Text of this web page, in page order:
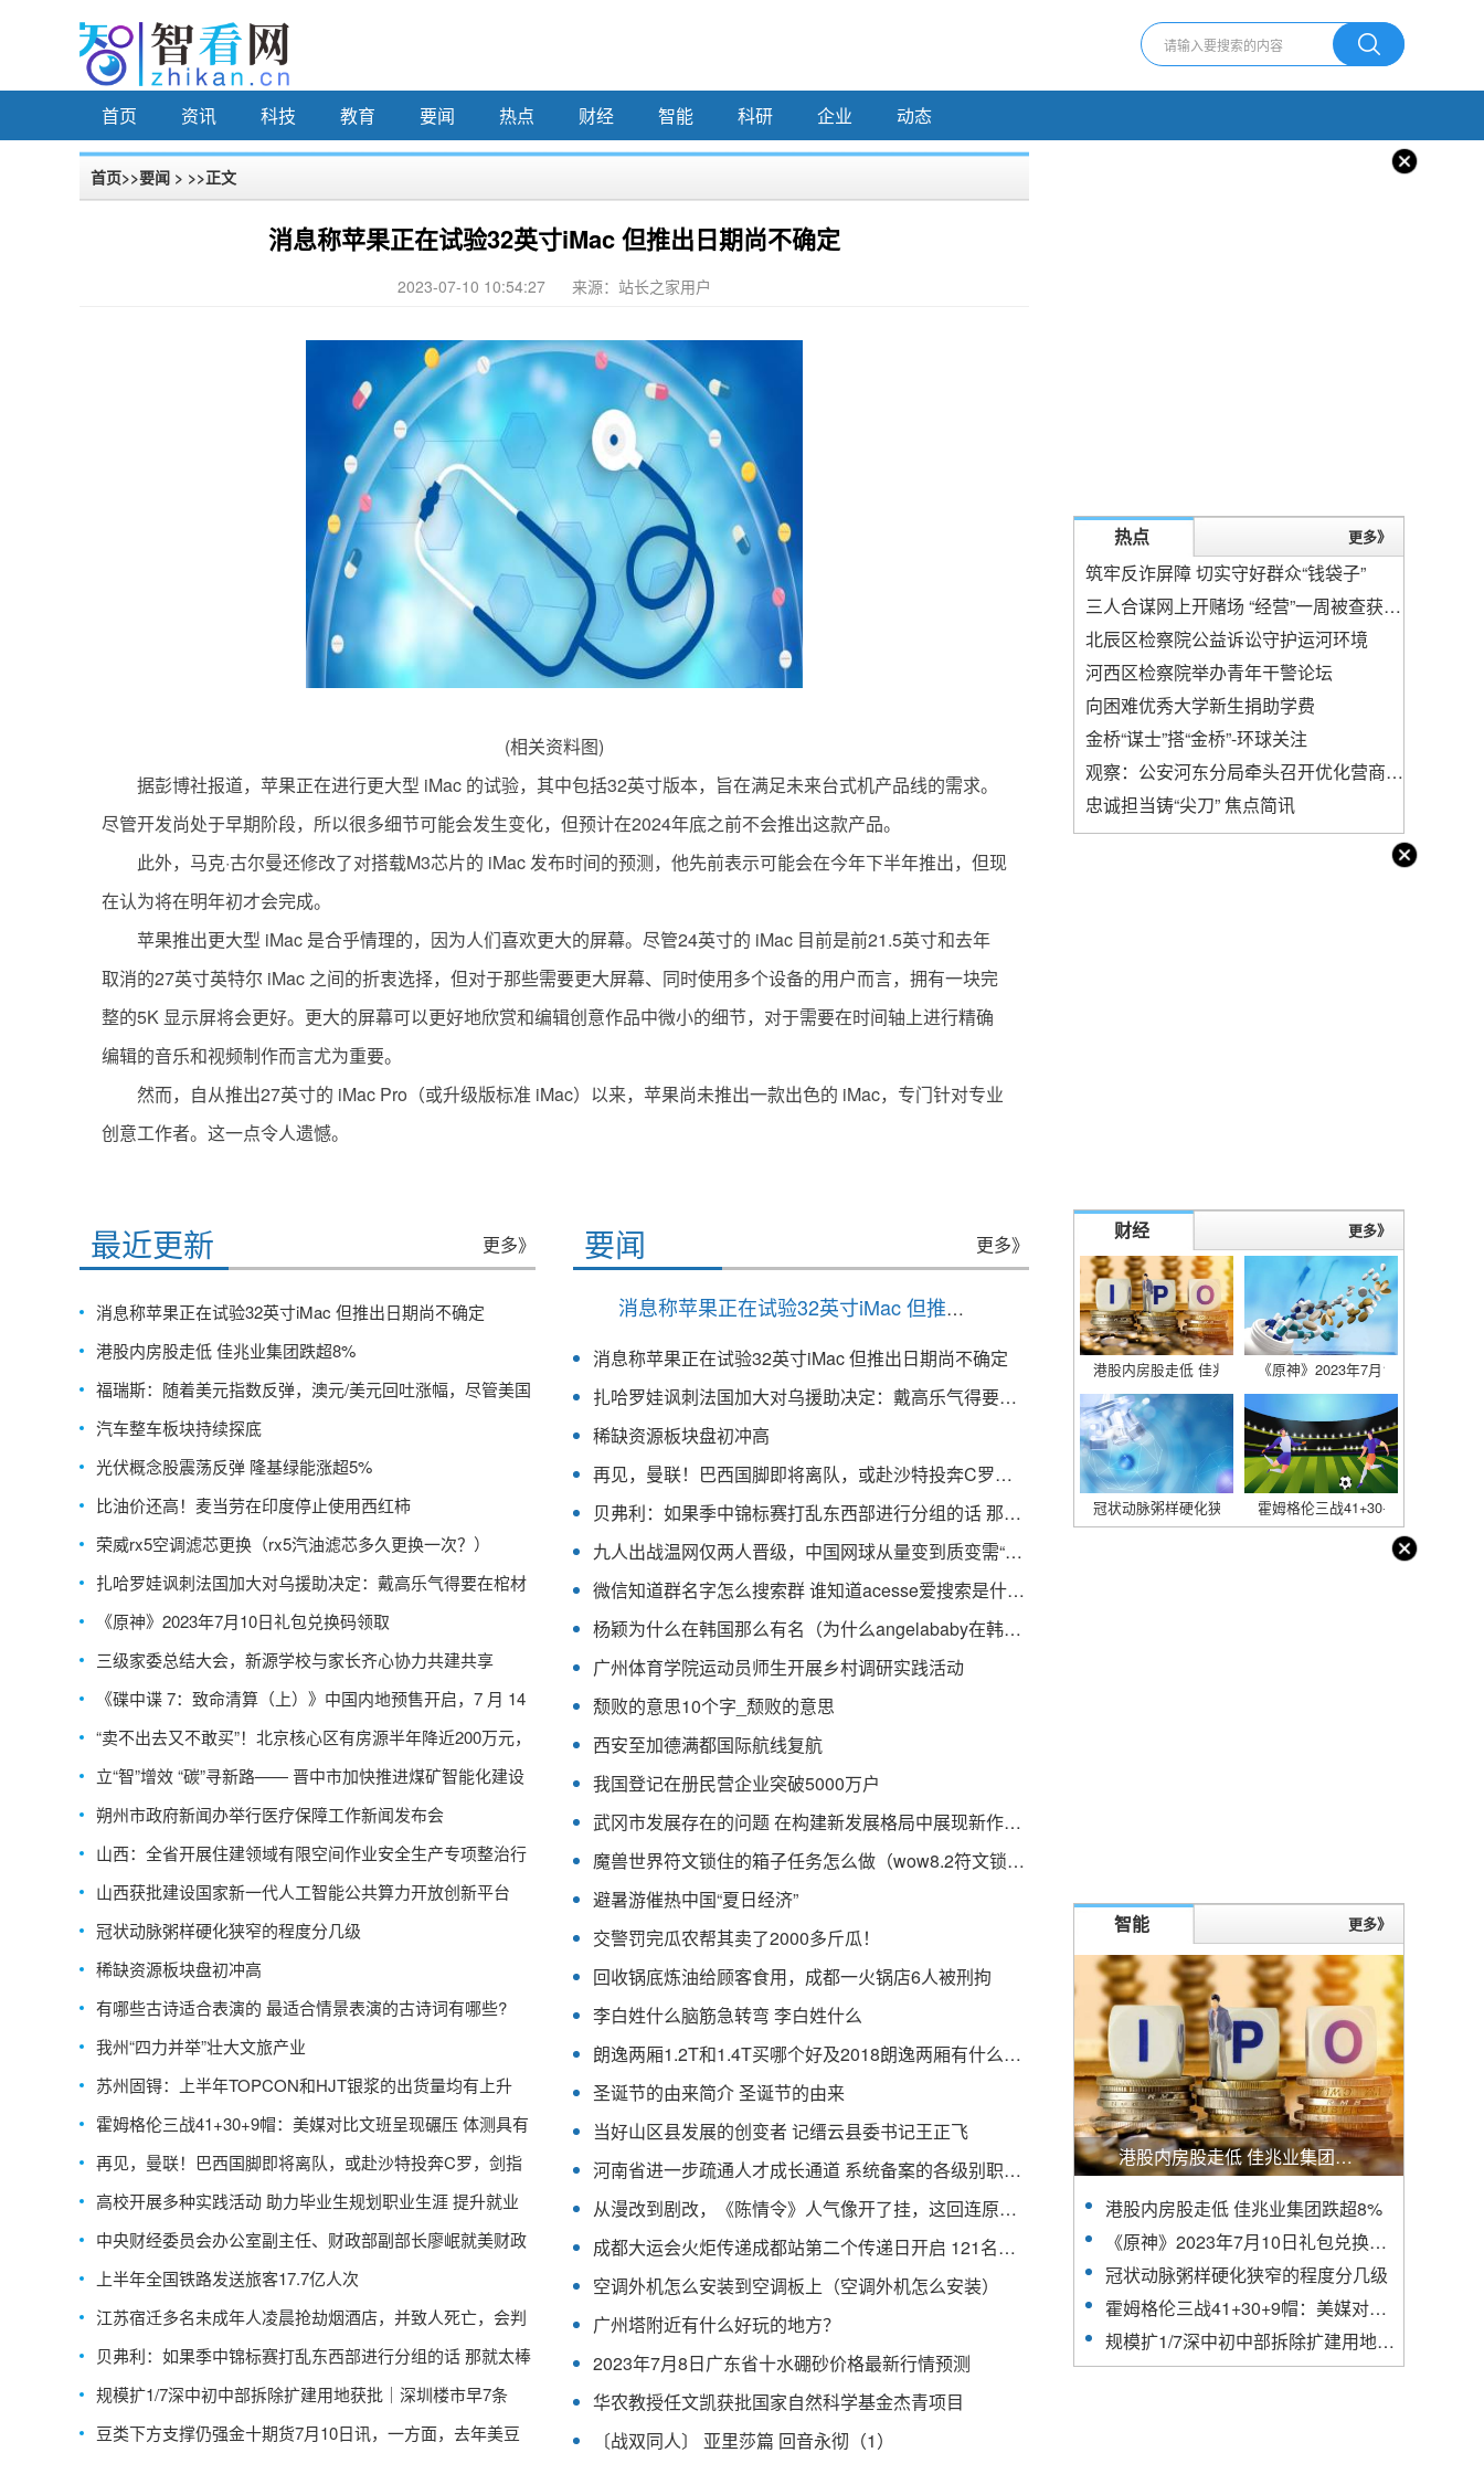
首页 资讯 科技 教育 要闻 热点 财经 智能 科研 企业 动态
首页>>要闻 > >>正文
消息称苹果正在试验32英寸iMac 但推出日期尚不确定
2023-07-10 10:54:27 来源：站长之家用户
(相关资料图)
据彭博社报道，苹果正在进行更大型 iMac 的试验，其中包括32英寸版本，旨在满足未来台式机产品线的需求。
尽管开发尚处于早期阶段，所以很多细节可能会发生变化，但预计在2024年底之前不会推出这款产品。
此外，马克·古尔曼还修改了对搭载M3芯片的 iMac 发布时间的预测，他先前表示可能会在今年下半年推出，但现
在认为将在明年初才会完成。
苹果推出更大型 iMac 是合乎情理的，因为人们喜欢更大的屏幕。尽管24英寸的 iMac 目前是前21.5英寸和去年
取消的27英寸英特尔 iMac 之间的折衷选择，但对于那些需要更大屏幕、同时使用多个设备的用户而言，拥有一块完
整的5K 显示屏将会更好。更大的屏幕可以更好地欣赏和编辑创意作品中微小的细节，对于需要在时间轴上进行精确
编辑的音乐和视频制作而言尤为重要。
然而，自从推出27英寸的 iMac Pro（或升级版标准 iMac）以来，苹果尚未推出一款出色的 iMac，专门针对专业
创意工作者。这一点令人遗憾。
最近更新 更多》
消息称苹果正在试验32英寸iMac 但推出日期尚不确定
港股内房股走低 佳兆业集团跌超8%
福瑞斯：随着美元指数反弹，澳元/美元回吐涨幅，尽管美国
NFP报告令人沮丧
汽车整车板块持续探底
光伏概念股震荡反弹 隆基绿能涨超5%
比油价还高！麦当劳在印度停止使用西红柿
荣威rx5空调滤芯更换（rx5汽油滤芯多久更换一次？）
扎哈罗娃讽刺法国加大对乌援助决定：戴高乐气得要在棺材
里翻身
《原神》2023年7月10日礼包兑换码领取
三级家委总结大会，新源学校与家长齐心协力共建共享
《碟中谍 7：致命清算（上）》中国内地预售开启，7 月 14
日上映
“卖不出去又不敢买”！北京核心区有房源半年降近200万元，
二手房挂牌飙至近20万套
立“智”增效 “碳”寻新路—— 晋中市加快推进煤矿智能化建设
朔州市政府新闻办举行医疗保障工作新闻发布会
山西：全省开展住建领域有限空间作业安全生产专项整治行
动
山西获批建设国家新一代人工智能公共算力开放创新平台
冠状动脉粥样硬化狭窄的程度分几级
稀缺资源板块盘初冲高
有哪些古诗适合表演的 最适合情景表演的古诗词有哪些?
我州“四力并举”壮大文旅产业
苏州固锝：上半年TOPCON和HJT银浆的出货量均有上升
霍姆格伦三战41+30+9帽：美媒对比文班呈现碾压 体测具有
迷惑性？
再见，曼联！巴西国脚即将离队，或赴沙特投奔C罗，剑指
亚冠！
高校开展多种实践活动 助力毕业生规划职业生涯 提升就业
竞争力
中央财经委员会办公室副主任、财政部副部长廖岷就美财政
部部长耶伦访华答媒体记者询问
上半年全国铁路发送旅客17.7亿人次
江苏宿迁多名未成年人凌晨抢劫烟酒店，并致人死亡，会判
刑吗？
贝弗利：如果季中锦标赛打乱东西部进行分组的话 那就太棒
了
规模扩1/7深中初中部拆除扩建用地获批｜深圳楼市早7条
豆类下方支撑仍强金十期货7月10日讯，一方面，去年美豆
要闻 更多》
消息称苹果正在试验32英寸iMac 但推出日期尚不确定
消息称苹果正在试验32英寸iMac 但推出日期尚不确定
扎哈罗娃讽刺法国加大对乌援助决定：戴高乐气得要在棺材里翻身
稀缺资源板块盘初冲高
再见，曼联！巴西国脚即将离队，或赴沙特投奔C罗，剑指亚冠！
贝弗利：如果季中锦标赛打乱东西部进行分组的话 那就太棒了
九人出战温网仅两人晋级，中国网球从量变到质变需“一步步来”
微信知道群名字怎么搜索群 谁知道acesse爱搜索是什么干嘛的
杨颖为什么在韩国那么有名（为什么angelababy在韩国那么火）
广州体育学院运动员师生开展乡村调研实践活动
颓败的意思10个字_颓败的意思
西安至加德满都国际航线复航
我国登记在册民营企业突破5000万户
武冈市发展存在的问题 在构建新发展格局中展现新作为）
魔兽世界符文锁住的箱子任务怎么做（wow8.2符文锁住的箱子任务攻略）
避暑游催热中国“夏日经济”
交警罚完瓜农帮其卖了2000多斤瓜！
回收锅底炼油给顾客食用，成都一火锅店6人被刑拘
李白姓什么脑筋急转弯 李白姓什么
朗逸两厢1.2T和1.4T买哪个好及2018朗逸两厢有什么颜色
圣诞节的由来简介 圣诞节的由来
当好山区县发展的创变者 记缙云县委书记王正飞
河南省进一步疏通人才成长通道 系统备案的各级别职称省内互认
从漫改到剧改，《陈情令》人气像开了挂，这回连原著党也选择入坑
成都大运会火炬传递成都站第二个传递日开启 121名火炬手参与
空调外机怎么安装到空调板上（空调外机怎么安装）
广州塔附近有什么好玩的地方？
2023年7月8日广东省十水硼砂价格最新行情预测
华农教授任文凯获批国家自然科学基金杰青项目
〔战双同人〕 亚里莎篇 回音永彻（1）
热点 更多》
筑牢反诈屏障 切实守好群众“钱袋子”
三人合谋网上开赌场 “经营”一周被查获判刑
北辰区检察院公益诉讼守护运河环境
河西区检察院举办青年干警论坛
向困难优秀大学新生捐助学费
金桥“谋士”搭“金桥”-环球关注
观察：公安河东分局牵头召开优化营商环境座谈会
忠诚担当铸“尖刀” 焦点简讯
财经 更多》
港股内房股走低 佳兆业集团跌超8%《原神》2023年7月10日礼包兑换
冠状动脉粥样硬化狭窄的程度分几级霍姆格伦三战41+30+9帽：美媒对
智能 更多》
港股内房股走低 佳兆业集团跌超8%
港股内房股走低 佳兆业集团跌超8%
《原神》2023年7月10日礼包兑换码领取
冠状动脉粥样硬化狭窄的程度分几级
霍姆格伦三战41+30+9帽：美媒对比文班呈现碾压 体测具有迷惑性？
规模扩1/7深中初中部拆除扩建用地获批｜深圳楼市早7条